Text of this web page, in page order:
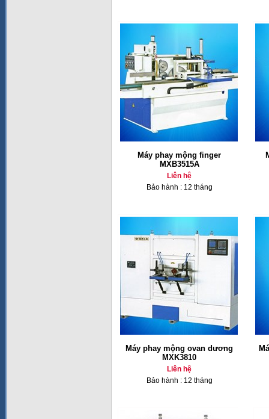
Máy phay mộng finger
MXB3515A
Liên hệ
Bảo hành : 12 tháng
Máy phay mộng ovan dương
MXK3810
Liên hệ
Bảo hành : 12 tháng